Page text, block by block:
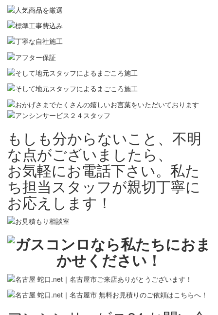
もしも分からないこと、不明
な点がございましたら、
お気軽にお電話下さい。私た
ち担当スタッフが親切丁寧に
お応えします！